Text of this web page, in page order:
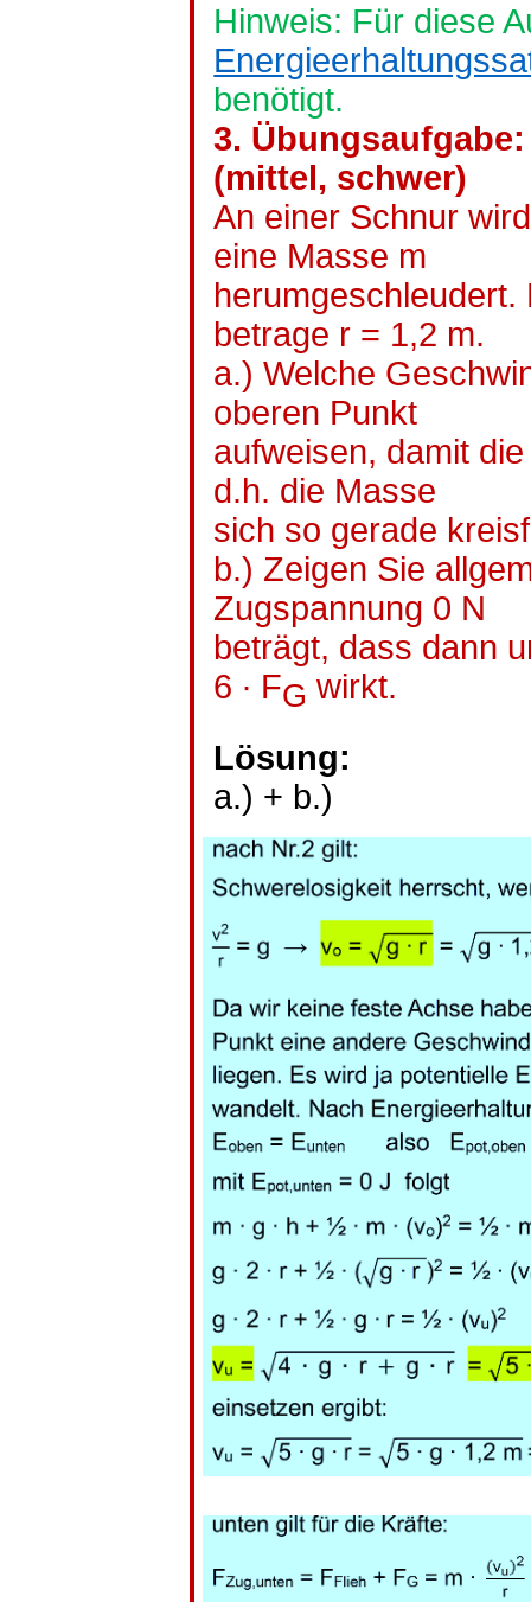
Hinweis: Für diese
benötigt.
3.
(mittel, schwer)
An einer Schnur
eine Masse m
betrage r = 1,2 m.
a.) Welche
oberen Punkt
aufweisen, damit
d.h. die Masse
sich so gerade
b.) Zeigen Sie
Zugspannung 0 N
beträgt, dass dann
6 ∙ FG wirkt.
Lösung:
a.) + b.)